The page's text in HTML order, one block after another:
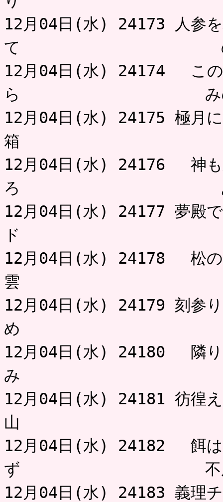
12月04日(水) 24173 人参を
て の
12月04日(水) 24174 この
ら みの
12月04日(水) 24175 極月に
箱
12月04日(水) 24176 神も
ろ あお
12月04日(水) 24177 夢殿で
ド 目
12月04日(水) 24178 松の
雲
12月04日(水) 24179 刻参り
め 小
12月04日(水) 24180 隣り
み
12月04日(水) 24181 彷徨え
山
12月04日(水) 24182 餌は
ず 不用
12月04日(水) 24183 義理チ